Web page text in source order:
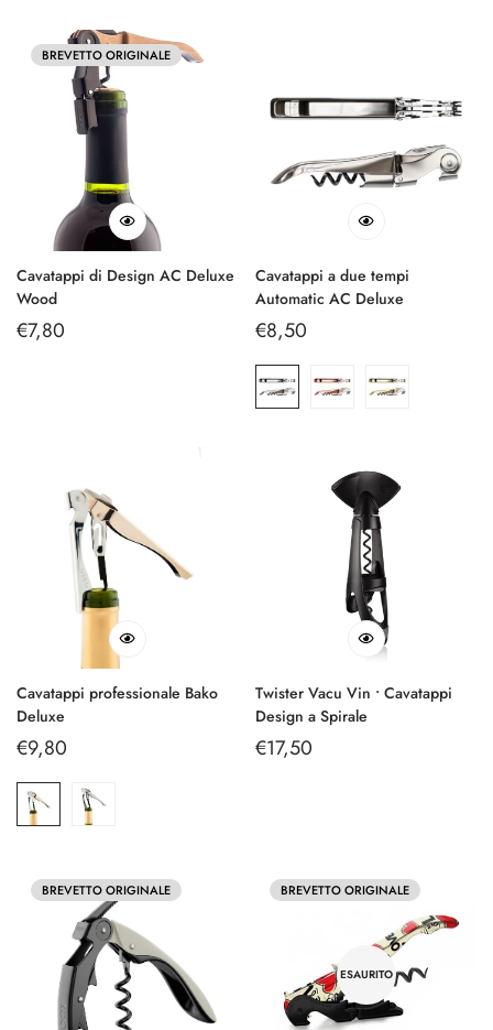
BREVETTO ORIGINALE
Cavatappi di Design AC Deluxe
Wood
Prezzo
€7,80
Cavatappi a due tempi
Automatic AC Deluxe
Prezzo
regolare
€8,50
Cavatappi professionale Bako
Deluxe
Prezzo
regolare
€9,80
Twister Vacu Vin • Cavatappi
Design a Spirale
Prezzo
€17,50
BREVETTO ORIGINALE BREVETTO ORIGINALE
ESAURITO